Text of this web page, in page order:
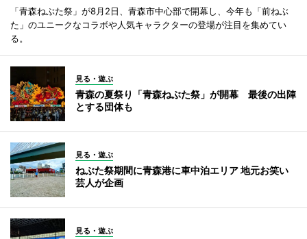
「青森ねぶた祭」が8月2日、青森市中心部で開幕し、今年も「前ねぶ
た」のユニークなコラボや人気キャラクターの登場が注目を集めてい
る。
見る・遊ぶ
青森の夏祭り「青森ねぶた祭」が開幕 最後の出陣
とする団体も
見る・遊ぶ
ねぶた祭期間に青森港に車中泊エリア 地元お笑い
芸人が企画
見る・遊ぶ